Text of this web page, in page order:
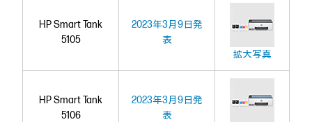
HP Smart Tank
5105
2023年3月9日発
表
拡大写真
HP Smart Tank
5106
2023年3月9日発
表